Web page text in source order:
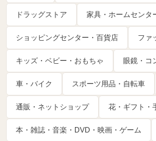
ドラッグストア 家具・ホームセンタ
ショッピングセンター・百貨店 ファ
キッズ・ベビー・おもちゃ 眼鏡・コ
車・バイク スポーツ用品・自転車
通販・ネットショップ 花・ギフト・
本・雑誌・音楽・DVD・映画・ゲーム